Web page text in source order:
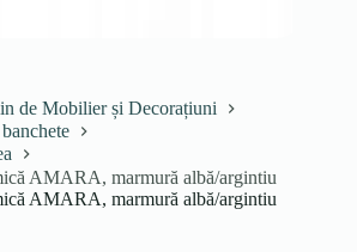
de Mobilier și Decorațiuni
AMARA, marmură albă/argintiu
AMARA, marmură albă/argintiu